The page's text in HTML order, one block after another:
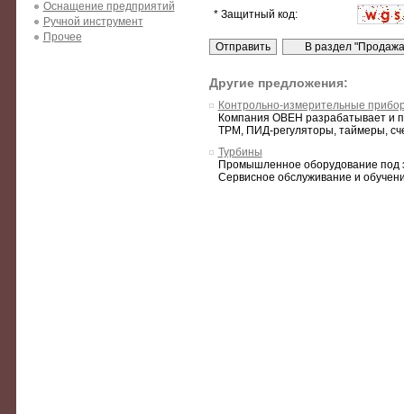
Оснащение предприятий
Ручной инструмент
Прочее
* Защитный код:
Другие предложения:
Контрольно-измерительные
Компания ОВЕН разрабатывает и
ТРМ, ПИД-регуляторы, таймеры,
Турбины
Промышленное оборудование под
Сервисное обслуживание и